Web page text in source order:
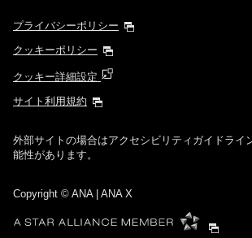
プライバシーポリシー
クッキーポリシー
クッキー詳細設定
サイト利用規約
外部サイトの場合はアクセシビリティガイドライ
能性があります。
Copyright © ANA | ANA X